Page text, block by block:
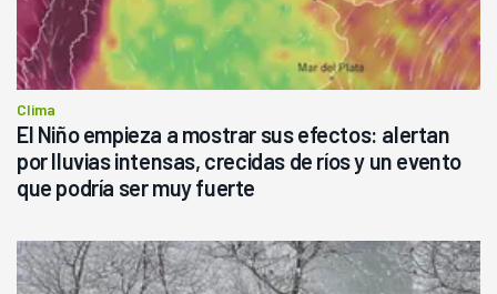
Clima
El Niño empieza a mostrar sus efectos: alertan
por lluvias intensas, crecidas de ríos y un evento
que podría ser muy fuerte